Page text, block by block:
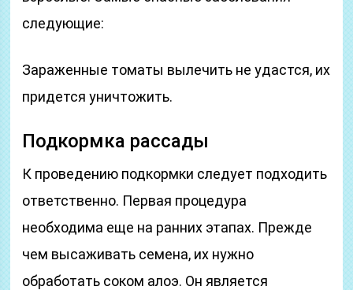
следующие:
Зараженные томаты вылечить не удастся, их
придется уничтожить.
Подкормка рассады
К проведению подкормки следует подходить
ответственно. Первая процедура
необходима еще на ранних этапах. Прежде
чем высаживать семена, их нужно
обработать соком алоэ. Он является